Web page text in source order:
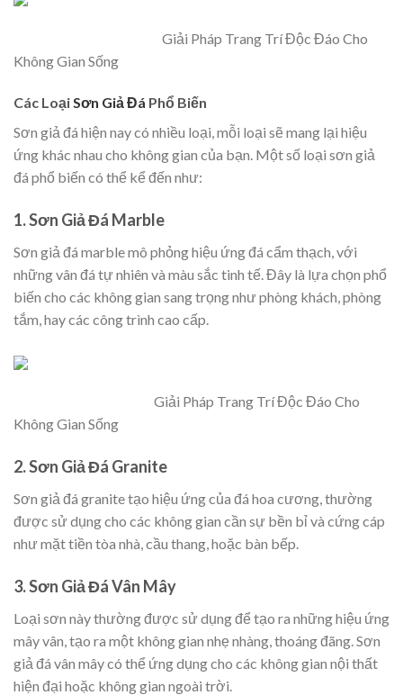
Giải Pháp Trang Trí Độc Đáo Cho
Không Gian Sống
Các LoạiSơn Giả Đá Phổ Biến
Sơn giả đá hiện nay có nhiều loại, mỗi loại sẽ mang lại hiệu
ứng khác nhau cho không gian của bạn. Một số loại sơn giả
đá phổ biến có thể kể đến như:
1.Sơn Giả Đá Marble
Sơn giả đá marble mô phỏng hiệu ứng đá cẩm thạch, với
những vân đá tự nhiên và màu sắc tinh tế. Đây là lựa chọn phổ
biến cho các không gian sang trọng như phòng khách, phòng
tắm, hay các công trình cao cấp.
Giải Pháp Trang Trí Độc Đáo Cho
Không Gian Sống
2.Sơn Giả Đá Granite
Sơn giả đá granite tạo hiệu ứng của đá hoa cương, thường
được sử dụng cho các không gian cần sự bền bỉ và cứng cáp
như mặt tiền tòa nhà, cầu thang, hoặc bàn bếp.
3.Sơn Giả Đá Vân Mây
Loại sơn này thường được sử dụng để tạo ra những hiệu ứng
mây vân, tạo ra một không gian nhẹ nhàng, thoáng đãng. Sơn
giả đá vân mây có thể ứng dụng cho các không gian nội thất
hiện đại hoặc không gian ngoài trời.